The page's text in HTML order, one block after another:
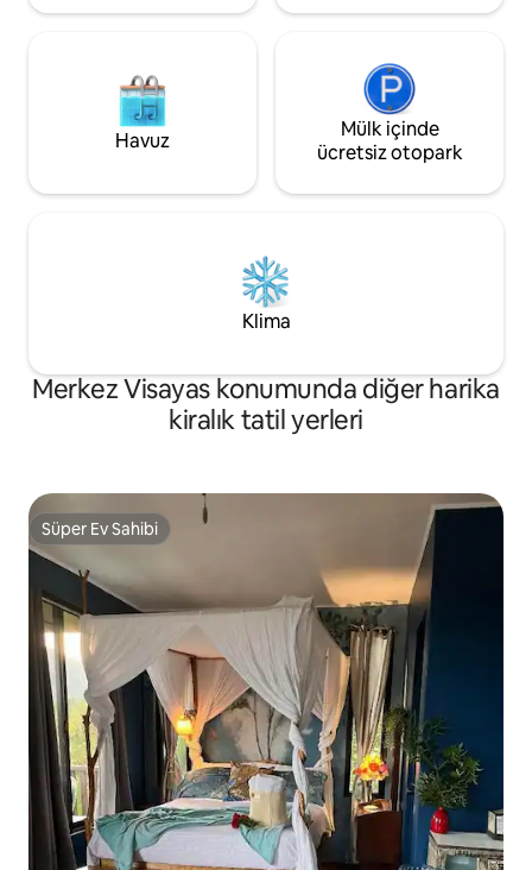
Havuz
Mülk içinde
ücretsiz otopark
Klima
Merkez Visayas konumunda diğer harika
kiralık tatil yerleri
Süper Ev Sahibi
Süper Ev Sahibi